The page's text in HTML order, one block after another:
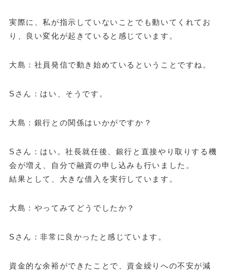
実際に、私が指示していないことでも動いてくれてお
り、良い変化が起きていると感じています。
大島：社員発信で動き始めているということですね。
Sさん：はい、そうです。
大島：銀行との関係はいかがですか？
Sさん：はい。社長就任後、銀行と直接やり取りする機
会が増え、自分で融資の申し込みも行いました。
結果として、大きな借入を実行しています。
大島：やってみてどうでしたか？
Sさん：非常に良かったと感じています。
資金的な余裕ができたことで、資金繰りへの不安が減